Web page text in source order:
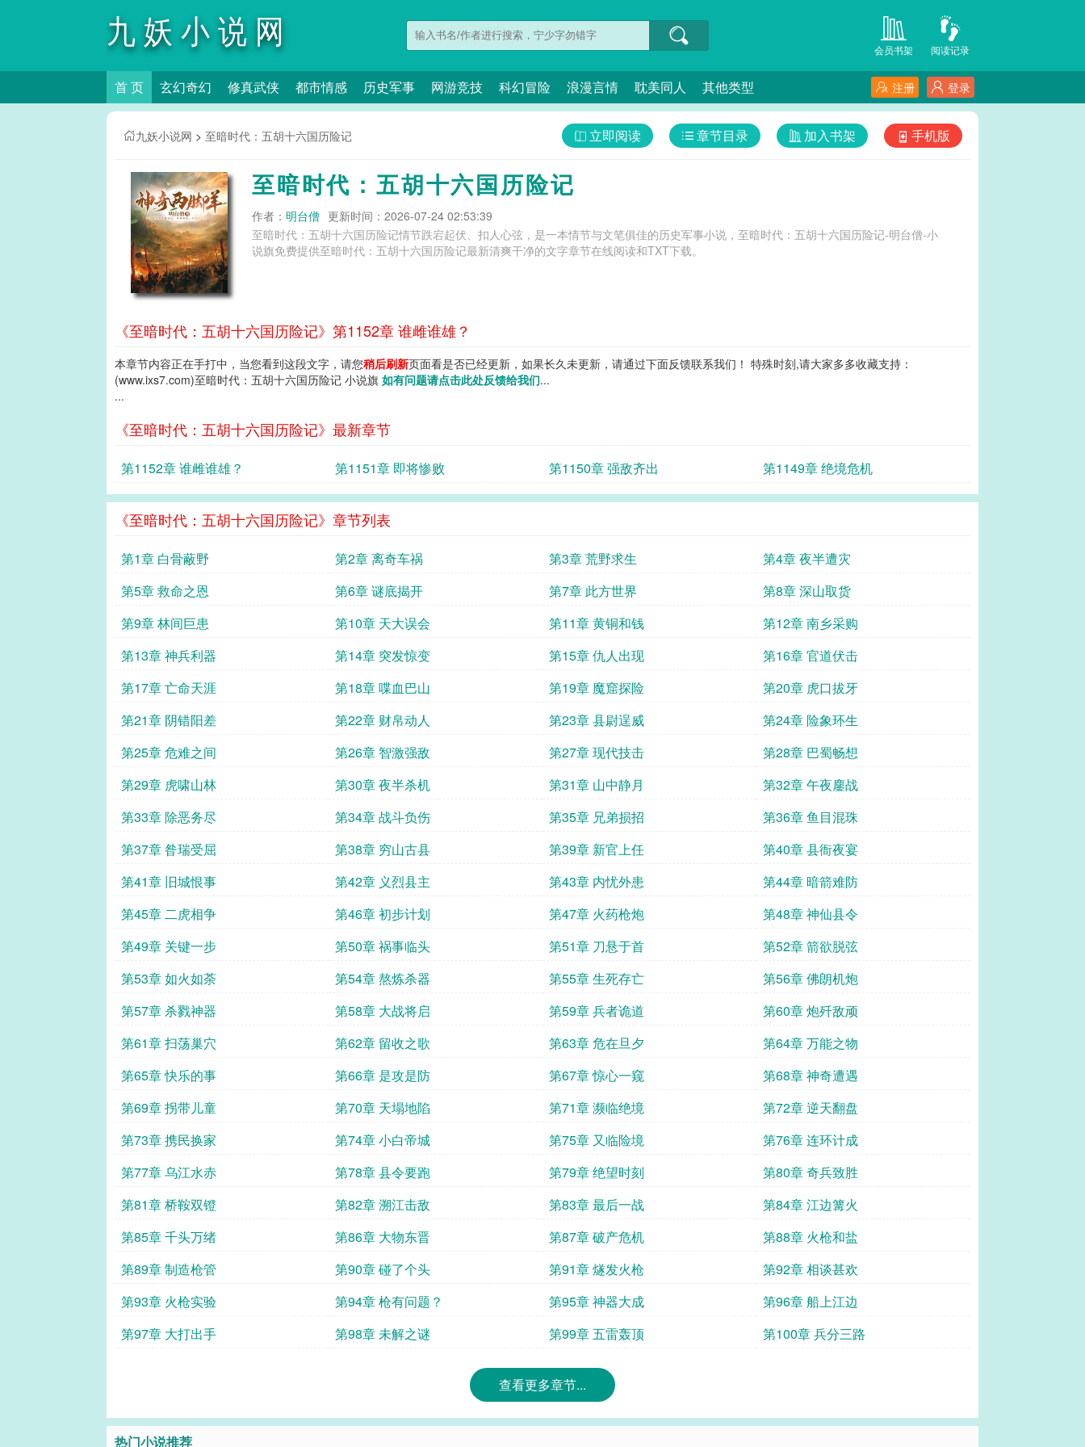
九妖小说网 阅读记录
会员书架
首 页 玄幻奇幻 修真武侠 都市情感 历史军事 网游竞技 科幻冒险 浪漫言情 耽美同人 其他类型 登录
注册
九妖小说网 > 至暗时代：五胡十六国历险记 手机版
加入书架
章节目录
立即阅读
至暗时代：五胡十六国历险记
作者： 明台僧 更新时间：2026-07-24 02:53:39
至暗时代：五胡十六国历险记情节跌宕起伏、扣人心弦，是一本情节与文笔俱佳的历史军事小说，至暗时代：五胡十六国历险记-明台僧-小
说旗免费提供至暗时代：五胡十六国历险记最新清爽干净的文字章节在线阅读和TXT下载。
《至暗时代：五胡十六国历险记》第1152章 谁雌谁雄？
本章节内容正在手打中，当您看到这段文字，请您稍后刷新页面看是否已经更新，如果长久未更新，请通过下面反馈联系我们！ 特殊时刻,请大家多多收藏支持：
(www.ixs7.com)至暗时代：五胡十六国历险记 小说旗 如有问题请点击此处反馈给我们...
...
《至暗时代：五胡十六国历险记》最新章节
第1152章 谁雌谁雄？ 第1151章 即将惨败 第1150章 强敌齐出 第1149章 绝境危机
《至暗时代：五胡十六国历险记》章节列表
第1章 白骨蔽野 第2章 离奇车祸 第3章 荒野求生
第4章 夜半遭灾
第5章 救命之恩
第6章 谜底揭开 第7章 此方世界
第8章 深山取货
第9章 林间巨患
第10章 天大误会 第11章 黄铜和钱
第12章 南乡采购
第13章 神兵利器
第14章 突发惊变 第15章 仇人出现
第16章 官道伏击
第17章 亡命天涯
第18章 喋血巴山 第19章 魔窟探险
第20章 虎口拔牙
第21章 阴错阳差
第22章 财帛动人 第23章 县尉逞威
第24章 险象环生
第25章 危难之间
第26章 智激强敌 第27章 现代技击
第28章 巴蜀畅想
第29章 虎啸山林
第30章 夜半杀机 第31章 山中静月
第32章 午夜鏖战
第33章 除恶务尽
第34章 战斗负伤 第35章 兄弟损招
第36章 鱼目混珠
第37章 昝瑞受屈
第38章 穷山古县 第39章 新官上任
第40章 县衙夜宴
第41章 旧城恨事
第42章 义烈县主 第43章 内忧外患
第44章 暗箭难防
第45章 二虎相争
第46章 初步计划 第47章 火药枪炮
第48章 神仙县令
第49章 关键一步
第50章 祸事临头 第51章 刀悬于首
第52章 箭欲脱弦
第53章 如火如荼
第54章 熬炼杀器 第55章 生死存亡
第56章 佛朗机炮
第57章 杀戮神器
第58章 大战将启 第59章 兵者诡道
第60章 炮歼敌顽
第61章 扫荡巢穴
第62章 留收之歌 第63章 危在旦夕
第64章 万能之物
第65章 快乐的事
第66章 是攻是防 第67章 惊心一窥
第68章 神奇遭遇
第69章 拐带儿童
第70章 天塌地陷 第71章 濒临绝境
第72章 逆天翻盘
第73章 携民换家
第74章 小白帝城 第75章 又临险境
第76章 连环计成
第77章 乌江水赤
第78章 县令要跑 第79章 绝望时刻
第80章 奇兵致胜
第81章 桥鞍双镫
第82章 溯江击敌 第83章 最后一战
第84章 江边篝火
第85章 千头万绪
第86章 大物东晋 第87章 破产危机
第88章 火枪和盐
第89章 制造枪管
第90章 碰了个头 第91章 燧发火枪
第92章 相谈甚欢
第93章 火枪实验
第94章 枪有问题？ 第95章 神器大成
第96章 船上江边
第97章 大打出手
第98章 未解之谜 第99章 五雷轰顶 第100章 兵分三路
查看更多章节...
热门小说推荐